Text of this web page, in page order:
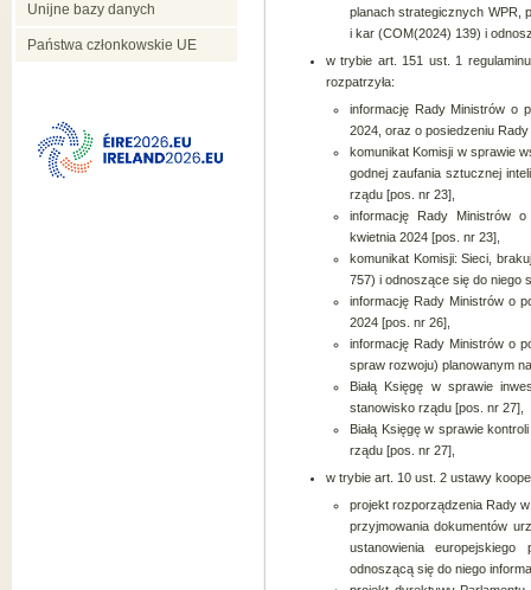
Unijne bazy danych
Państwa członkowskie UE
planach strategicznych WPR,
i kar (COM(2024) 139) i
w trybie art. 151 ust. 1
rozpatrzyła:
informację Rady Ministrów o
2024, oraz o posiedzeniu
komunikat Komisji w sprawie
godnej zaufania sztucznej
rządu [pos. nr 23],
informację Rady Ministrów
kwietnia 2024 [pos. nr 23],
komunikat Komisji: Sieci,
757) i odnoszące się do niego
informację Rady Ministrów o
2024 [pos. nr 26],
informację Rady Ministrów o
spraw rozwoju) planowanym
Białą Księgę w sprawie
stanowisko rządu [pos. nr 27],
Białą Księgę w sprawie
rządu [pos. nr 27],
w trybie art. 10 ust. 2 ustawy
projekt rozporządzenia Rady
przyjmowania dokumentów
ustanowienia
odnoszącą się do niego